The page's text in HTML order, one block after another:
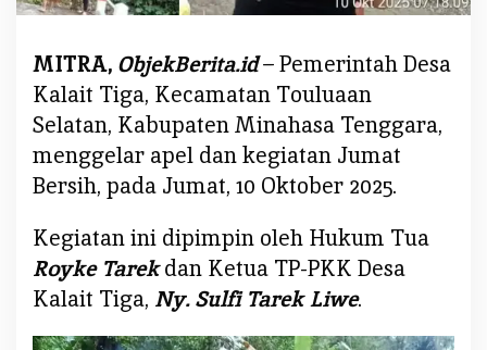
K
s
a
t
a
D
e
a
K
MITRA, ObjekBerita.id– Pemerintah Desa
Kalait Tiga, Kecamatan Touluaan
Selatan, Kabupaten Minahasa Tenggara,
menggelar apel dan kegiatan Jumat
Bersih, pada Jumat, 10 Oktober 2025.
Kegiatan ini dipimpin oleh Hukum Tua
Royke Tarekdan Ketua TP-PKK Desa
Kalait Tiga, Ny. Sulfi Tarek Liwe.